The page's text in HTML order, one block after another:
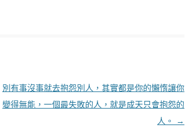
別有事沒事就去抱怨別人，其實都是你的懶惰讓你
變得無能，一個最失敗的人，就是成天只會抱怨的
人。
→